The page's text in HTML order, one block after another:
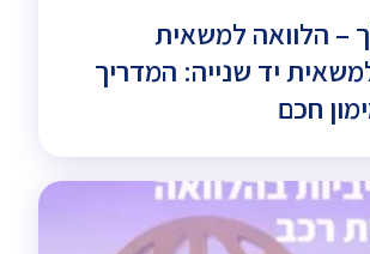
– הלוואה למשאית
יד שנייה: המדריך
חכם